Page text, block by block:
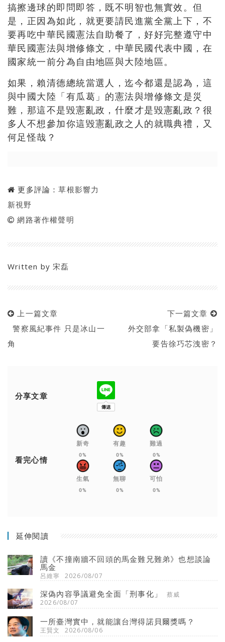
搞擦邊球的即問即答，既不明智也無實效。但
是，正因為如此，就更要請民進黨全黨上下，不
要再吃中華民國憲法自助餐了，好好完整遵守中
華民國憲法與增修條文，中華民國代表中國，在
國家統一前分為自由地區與大陸地區。
如果，賴清德總統當選人，迄今都還是認為，這
與中國大陸「有瓜葛」的憲法與增修條文是災
難，那這不是毀憲亂政，什麼才是毀憲亂政？很
多人不想參加你這毀憲亂政之人的就職典禮，又
何足怪哉？
更多評論：草根影響力
新視野
網路著作權聲明
Written by宋磊
上一篇文章
警察風紀事件 只是冰山一
角
下一篇文章
外交部拿「私製偽機密」
要告徐巧芯洩密？
分享文章
看完心情
新奇
0%
有趣
0%
難過
0%
生氣
0%
無聊
0%
可怕
0%
延伸閱讀
讀《不撞南牆不回頭的馬金難兄難弟》也想談論
馬金
呂維寧 2026/08/07
深偽內容爭議避免全面「刑事化」
蔡威
2026/08/07
一所臺灣實中，就能讓台灣得諾貝爾獎嗎？
王賢文 2026/08/06